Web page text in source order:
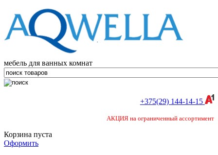
мебель для ванных комнат
+375(29) 144-14-15
АКЦИЯ на ограниченный ассортимент
Корзина пуста
Оформить